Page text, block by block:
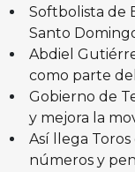
Softbolista de
Santo
Abdiel
como parte
Gobierno de
y mejora la
Así llega
números y